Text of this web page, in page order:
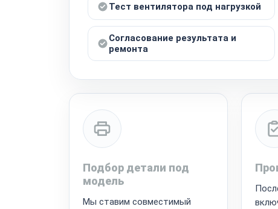
Тест вентилятора под нагрузкой
Согласование результата и
ремонта
Подбор детали под
модель
Мы ставим совместимый